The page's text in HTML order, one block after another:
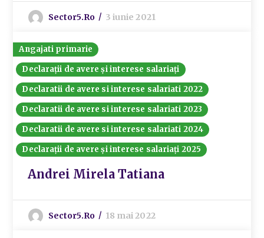
Sector5.ro 3 iunie 2021
Angajati primarie
Declarații de avere și interese salariați
Declaratii de avere si interese salariati 2022
Declaratii de avere si interese salariati 2023
Declaratii de avere si interese salariati 2024
Declarații de avere și interese salariați 2025
Andrei Mirela Tatiana
Sector5.ro 18 mai 2022